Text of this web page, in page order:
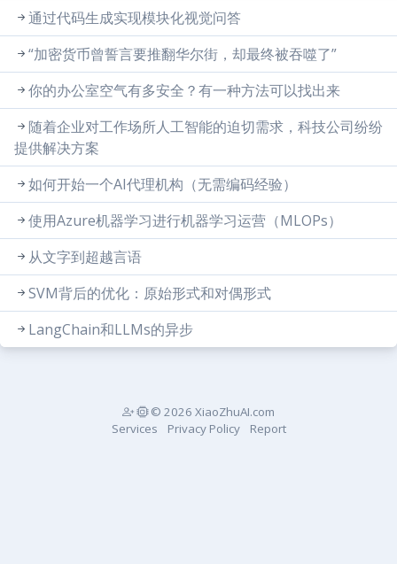
通过代码生成实现模块化视觉问答
“加密货币曾誓言要推翻华尔街，却最终被吞噬了”
你的办公室空气有多安全？有一种方法可以找出来
随着企业对工作场所人工智能的迫切需求，科技公司纷纷
提供解决方案
如何开始一个AI代理机构（无需编码经验）
使用Azure机器学习进行机器学习运营（MLOPs）
从文字到超越言语
SVM背后的优化：原始形式和对偶形式
LangChain和LLMs的异步
© 2026 XiaoZhuAI.com
Services
Privacy Policy Report